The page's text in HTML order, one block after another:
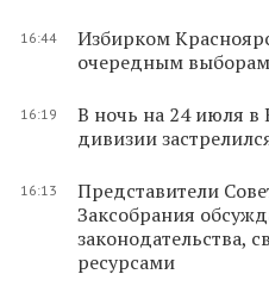
16:44
Избирком
очередным выборам
16:19
В ночь на 24 июля в
дивизии
16:13
Представители
Заксобрания
законодательства,
ресурсами